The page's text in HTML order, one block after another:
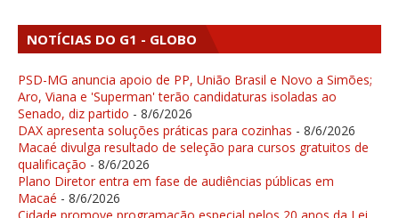
NOTÍCIAS DO G1 - GLOBO
PSD-MG anuncia apoio de PP, União Brasil e Novo a Simões;
Aro, Viana e 'Superman' terão candidaturas isoladas ao
Senado, diz partido - 8/6/2026
DAX apresenta soluções práticas para cozinhas - 8/6/2026
Macaé divulga resultado de seleção para cursos gratuitos de
qualificação - 8/6/2026
Plano Diretor entra em fase de audiências públicas em
Macaé - 8/6/2026